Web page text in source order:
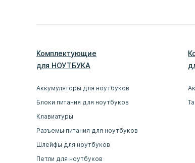
Комплектующие
для НОУТБУКА
Аккумуляторы для ноутбуков
Блоки питания для ноутбуков
Клавиатуры
Разъемы питания для ноутбуков
Шлейфы для ноутбуков
Петли для ноутбуков